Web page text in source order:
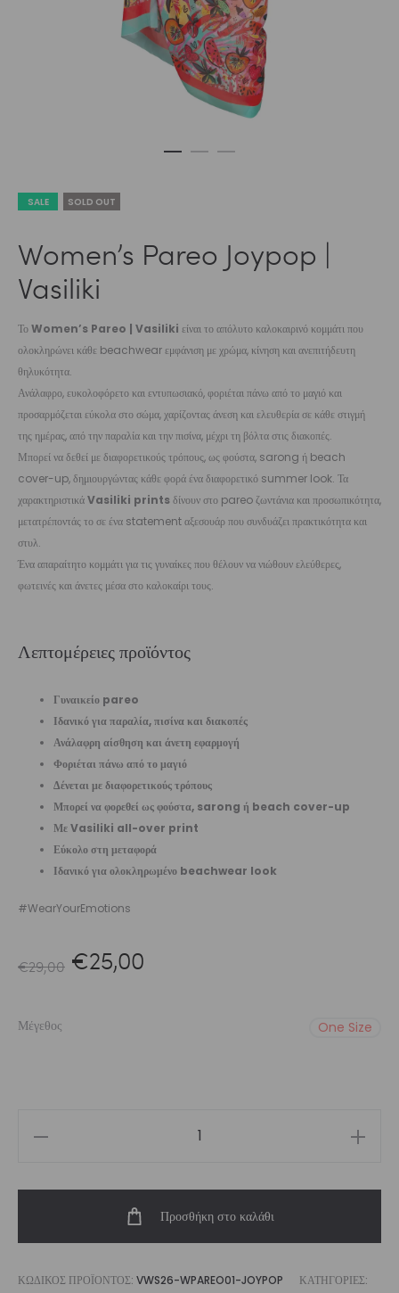
SALE SOLD OUT
Women’s Pareo Joypop |
Vasiliki
ΤοWomen’s Pareo | Vasiliki είναι το απόλυτο καλοκαιρινό κομμάτι που
ολοκληρώνει κάθε beachwear εμφάνιση με χρώμα, κίνηση και ανεπιτήδευτη
θηλυκότητα.
Ανάλαφρο, ευκολοφόρετο και εντυπωσιακό, φοριέται πάνω από το μαγιό και
προσαρμόζεται εύκολα στο σώμα, χαρίζοντας άνεση και ελευθερία σε κάθε στιγμή
της ημέρας, από την παραλία και την πισίνα, μέχρι τη βόλτα στις διακοπές.
Μπορεί να δεθεί με διαφορετικούς τρόπους, ως φούστα, sarong ή beach
cover-up, δημιουργώντας κάθε φορά ένα διαφορετικό summer look. Τα
χαρακτηριστικάVasiliki printsδίνουν στο pareo ζωντάνια και προσωπικότητα,
μετατρέποντάς το σε ένα statement αξεσουάρ που συνδυάζει πρακτικότητα και
στυλ.
Ένα απαραίτητο κομμάτι για τις γυναίκες που θέλουν να νιώθουν ελεύθερες,
φωτεινές και άνετες μέσα στο καλοκαίρι τους.
Λεπτομέρειες προϊόντος
Γυναικείο pareo
Ιδανικό για παραλία, πισίνα και διακοπές
Ανάλαφρη αίσθηση και άνετη εφαρμογή
Φοριέται πάνω από το μαγιό
Δένεται με διαφορετικούς τρόπους
Μπορεί να φορεθεί ως φούστα, sarong ή beach cover-up
Με Vasiliki all-over print
Εύκολο στη μεταφορά
Ιδανικό για ολοκληρωμένο beachwear look
#WearYourEmotions
€29,00 Original
€25,00
€25,00.
Μέγεθος One Size
Vasiliki
ποσότητα
Προσθήκη στο καλάθι
ΚΩΔΙΚΌΣ ΠΡΟΪΌΝΤΟΣ: VWS26-WPAREO01-JOYPOP
ΚΑΤΗΓΟΡΊΕΣ: